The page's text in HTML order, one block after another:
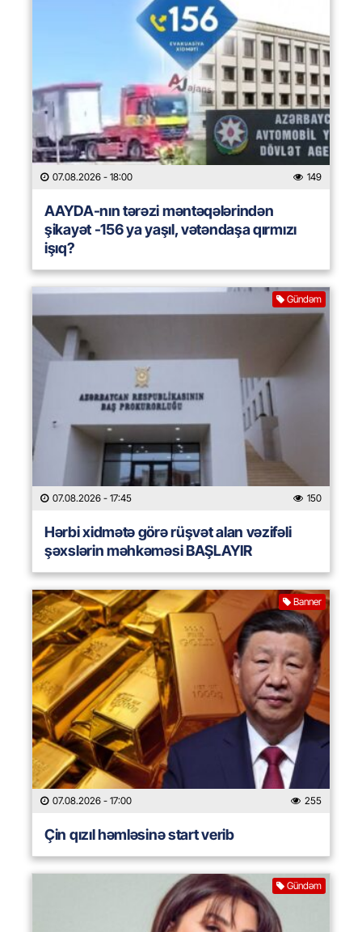
07.08.2026 - 18:00 149
AAYDA-nın tərəzi məntəqələrindən
şikayət -156 ya yaşıl, vətəndaşa qırmızı
işıq?
Gündəm
07.08.2026 - 17:45 150
Hərbi xidmətə görə rüşvət alan vəzifəli
şəxslərin məhkəməsi BAŞLAYIR
Banner
07.08.2026 - 17:00 255
Çin qızıl həmləsinə start verib
Gündəm